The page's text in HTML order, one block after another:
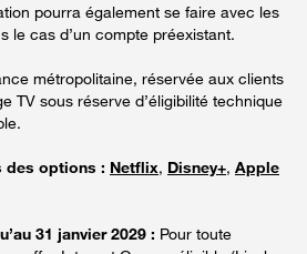
pourra également se faire avec les
le cas d’un compte préexistant.
métropolitaine, réservée aux clients
TV sous réserve d’éligibilité technique
des options : Netflix, Disney+, Apple
31 janvier 2029 : Pour toute